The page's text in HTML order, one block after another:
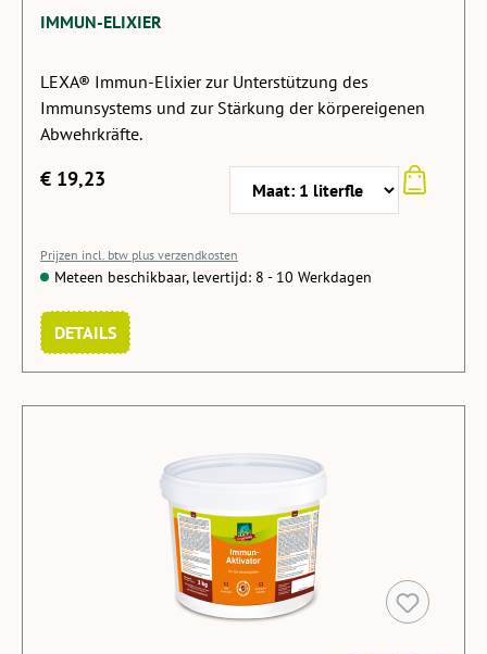
IMMUN-ELIXIER
LEXA® Immun-Elixier zur Unterstützung des
Immunsystems und zur Stärkung der körpereigenen
Abwehrkräfte.
€ 19,23
Prijzen incl. btw plus verzendkosten
Meteen beschikbaar, levertijd: 8 - 10 Werkdagen
DETAILS